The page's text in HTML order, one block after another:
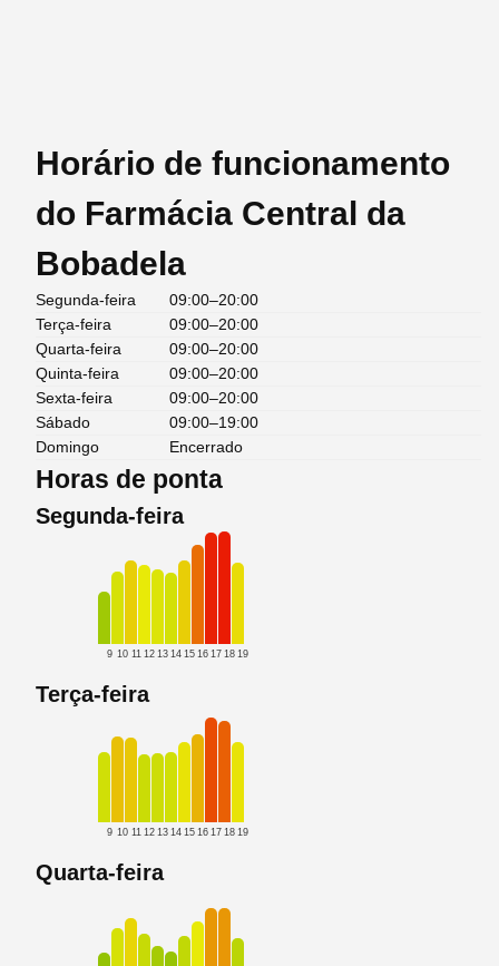
Horário de funcionamento
do Farmácia Central da
Bobadela
Segunda-feira
09:00–20:00
Terça-feira
09:00–20:00
Quarta-feira
09:00–20:00
Quinta-feira
09:00–20:00
Sexta-feira
09:00–20:00
Sábado
09:00–19:00
Domingo
Encerrado
Horas de ponta
Segunda-feira
9 10 11 12 13 14 15 16 17 18 19
Terça-feira
9 10 11 12 13 14 15 16 17 18 19
Quarta-feira